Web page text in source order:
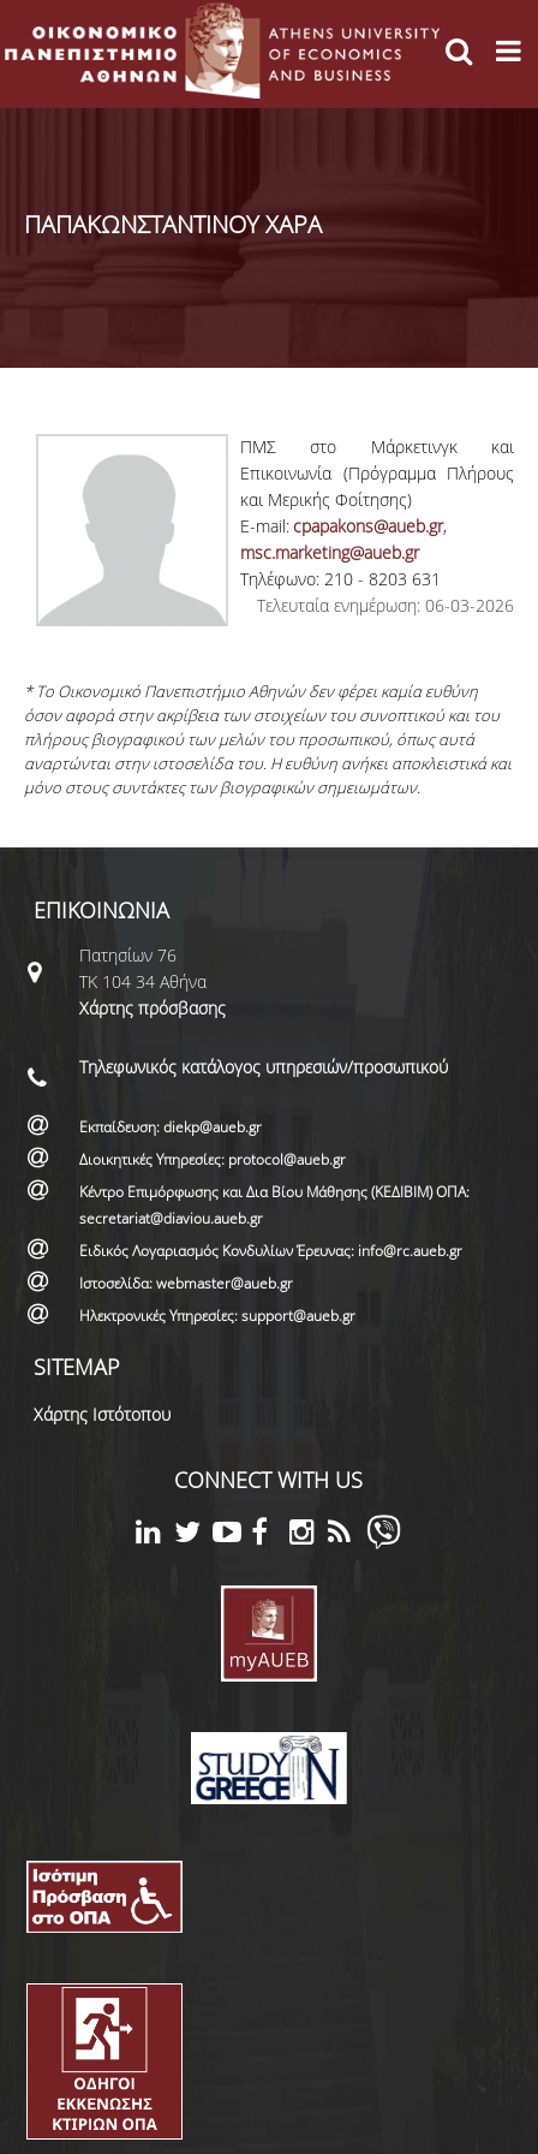
ΠΑΠΑΚΩΝΣΤΑΝΤΙΝΟΥ ΧΑΡΑ
ΠΜΣ στο Μάρκετινγκ και
Επικοινωνία (Πρόγραμμα Πλήρους
και Μερικής Φοίτησης)
E-mail:cpapakons@aueb.gr,
msc.marketing@aueb.gr
Τηλέφωνο: 210 - 8203 631
Τελευταία ενημέρωση: 06-03-2026
* Το Οικονομικό Πανεπιστήμιο Αθηνών δεν φέρει καμία ευθύνη
όσον αφορά στην ακρίβεια των στοιχείων του συνοπτικού και του
πλήρους βιογραφικού των μελών του προσωπικού, όπως αυτά
αναρτώνται στην ιστοσελίδα του. Η ευθύνη ανήκει αποκλειστικά και
μόνο στους συντάκτες των βιογραφικών σημειωμάτων.
ΕΠΙΚΟΙΝΩΝΙΑ
Πατησίων 76
ΤΚ 104 34 Αθήνα
Χάρτης πρόσβασης
Τηλεφωνικός κατάλογος υπηρεσιών/προσωπικού
Εκπαίδευση: diekp@aueb.gr
Διοικητικές Υπηρεσίες: protocol@aueb.gr
Κέντρο Επιμόρφωσης και Δια Βίου Μάθησης (ΚΕΔΙΒΙΜ) ΟΠΑ:
secretariat@diaviou.aueb.gr
Ειδικός Λογαριασμός Κονδυλίων Έρευνας: info@rc.aueb.gr
Ιστοσελίδα: webmaster@aueb.gr
Ηλεκτρονικές Υπηρεσίες: support@aueb.gr
SITEMAP
Χάρτης Ιστότοπου
CONNECT WITH US